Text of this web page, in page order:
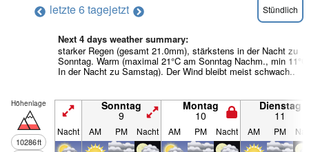
letzte 6 tagejetzt Stündlich
Next 4 days weather summary:
starker Regen (gesamt 21.0mm), stärkstens in der Nacht zu
Sonntag. Warm (maximal 21°C am Sonntag Nachm., min 11°C
In der Nacht zu Samstag). Der Wind bleibt meist schwach..
Höhenlage
10286ft
Sonntag
9
Montag
10
Dienstag
11
Nacht AM PM Nacht AM PM Nacht AM PM